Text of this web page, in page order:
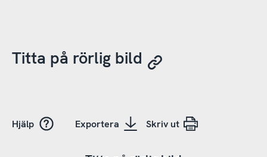
Titta på rörlig bild
Hjälp Exportera Skriv ut